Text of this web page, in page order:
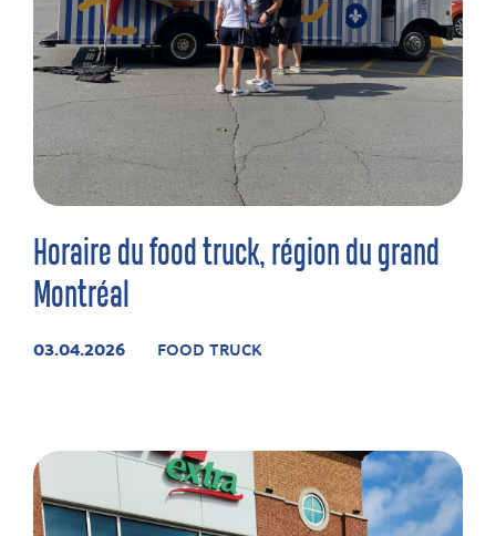
Horaire du food truck, région du grand
Montréal
03.04.2026 FOOD TRUCK